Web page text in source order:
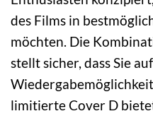
des Films in
möchten. Die
stellt sicher, dass Sie
limitierte Cover D